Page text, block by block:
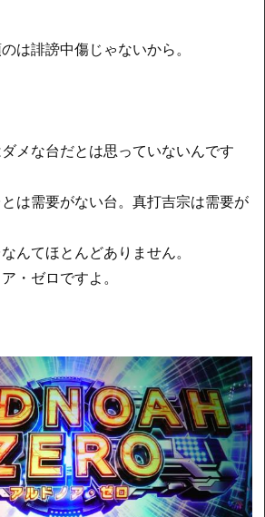
誹謗中傷じゃないから。
メな台だとは思っていないんです
は需要がない台。真打吉宗は需要が
んてほとんどありません。
・ゼロですよ。